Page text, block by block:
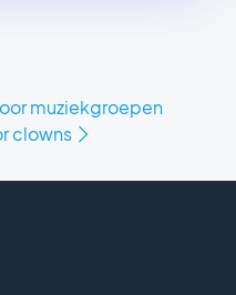
muziekgroepen
clowns